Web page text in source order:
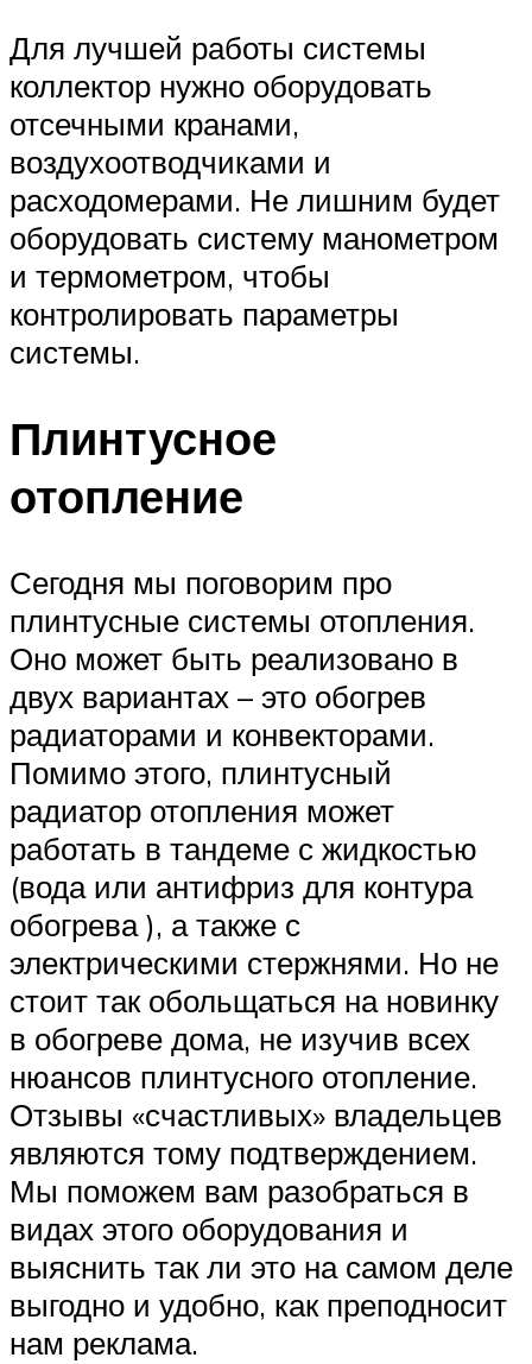
Для лучшей работы системы
коллектор нужно оборудовать
отсечными кранами,
воздухоотводчиками и
расходомерами. Не лишним будет
оборудовать систему манометром
и термометром, чтобы
контролировать параметры
системы.
Плинтусное
отопление
Сегодня мы поговорим про
плинтусные системы отопления.
Оно может быть реализовано в
двух вариантах – это обогрев
радиаторами и конвекторами.
Помимо этого, плинтусный
радиатор отопления может
работать в тандеме с жидкостью
(вода или антифриз для контура
обогрева ), а также с
электрическими стержнями. Но не
стоит так обольщаться на новинку
в обогреве дома, не изучив всех
нюансов плинтусного отопление.
Отзывы «счастливых» владельцев
являются тому подтверждением.
Мы поможем вам разобраться в
видах этого оборудования и
выяснить так ли это на самом деле
выгодно и удобно, как преподносит
нам реклама.